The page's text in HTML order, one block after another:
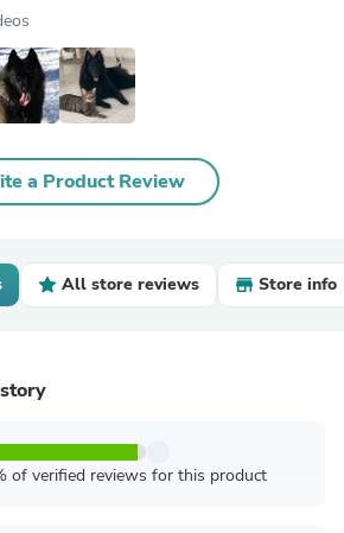
a Product Review
All store reviews Store info
of verified reviews for this product